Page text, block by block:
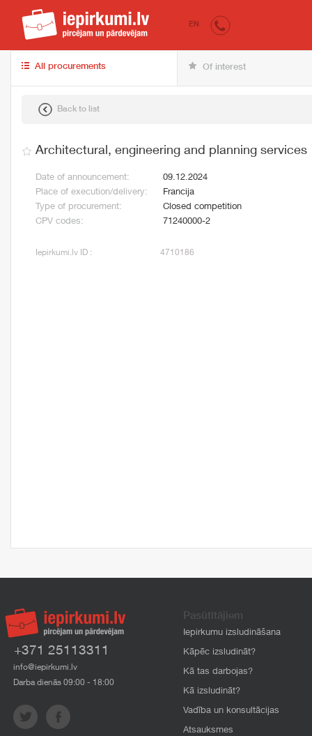
iepirkumi.lv
EN
All procurements Of interest
Back to list
Architectural, engineering and planning services
Date of announcement:
09.12.2024
Place of execution/delivery:
Francija
Type of procurement:
Closed competition
CPV codes:
71240000-2
Iepirkumi.lv ID : 4710186
+371 25113311
info@iepirkumi.lv
Darba dienās 09:00 - 18:00
Pasūtītājiem
Iepirkumu izsludināšana
Kāpēc izsludināt?
Kā tas darbojas?
Kā izsludināt?
Vadība un konsultācijas
Atsauksmes